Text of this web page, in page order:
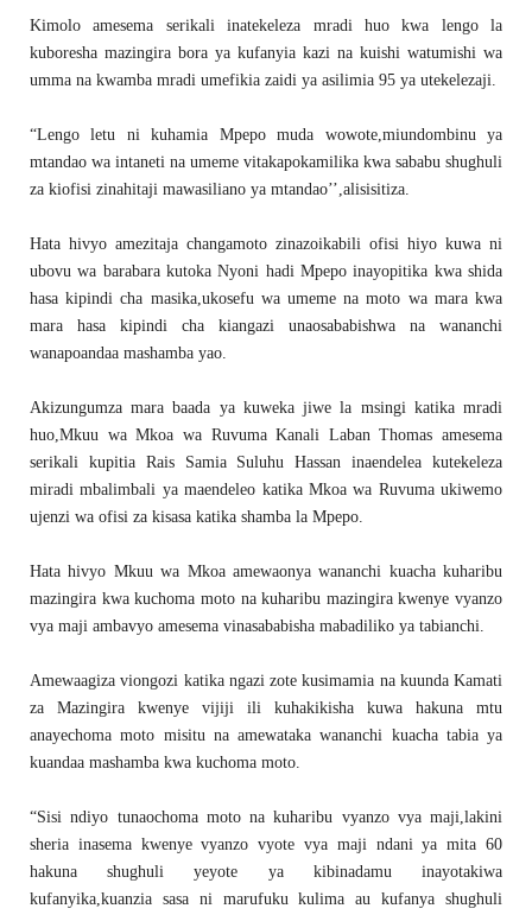
Kimolo amesema serikali inatekeleza mradi huo kwa lengo la
kuboresha mazingira bora ya kufanyia kazi na kuishi watumishi wa
umma na kwamba mradi umefikia zaidi ya asilimia 95 ya utekelezaji.
“Lengo letu ni kuhamia Mpepo muda wowote,miundombinu ya
mtandao wa intaneti na umeme vitakapokamilika kwa sababu shughuli
za kiofisi zinahitaji mawasiliano ya mtandao’’,alisisitiza.
Hata hivyo amezitaja changamoto zinazoikabili ofisi hiyo kuwa ni
ubovu wa barabara kutoka Nyoni hadi Mpepo inayopitika kwa shida
hasa kipindi cha masika,ukosefu wa umeme na moto wa mara kwa
mara hasa kipindi cha kiangazi unaosababishwa na wananchi
wanapoandaa mashamba yao.
Akizungumza mara baada ya kuweka jiwe la msingi katika mradi
huo,Mkuu wa Mkoa wa Ruvuma Kanali Laban Thomas amesema
serikali kupitia Rais Samia Suluhu Hassan inaendelea kutekeleza
miradi mbalimbali ya maendeleo katika Mkoa wa Ruvuma ukiwemo
ujenzi wa ofisi za kisasa katika shamba la Mpepo.
Hata hivyo Mkuu wa Mkoa amewaonya wananchi kuacha kuharibu
mazingira kwa kuchoma moto na kuharibu mazingira kwenye vyanzo
vya maji ambavyo amesema vinasababisha mabadiliko ya tabianchi.
Amewaagiza viongozi katika ngazi zote kusimamia na kuunda Kamati
za Mazingira kwenye vijiji ili kuhakikisha kuwa hakuna mtu
anayechoma moto misitu na amewataka wananchi kuacha tabia ya
kuandaa mashamba kwa kuchoma moto.
“Sisi ndiyo tunaochoma moto na kuharibu vyanzo vya maji,lakini
sheria inasema kwenye vyanzo vyote vya maji ndani ya mita 60
hakuna shughuli yeyote ya kibinadamu inayotakiwa
kufanyika,kuanzia sasa ni marufuku kulima au kufanya shughuli